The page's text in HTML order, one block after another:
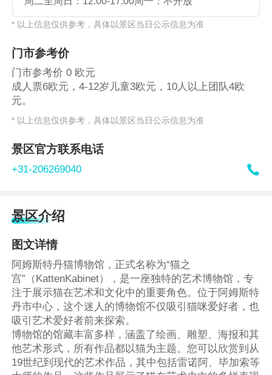
* 以上信息仅供参考，具体以景区当日公示信息为准
门市参考价
门市参考价 0 欧元
成人票6欧元，4-12岁儿童3欧元，10人以上团队4欧
元。
* 以上信息仅供参考，具体以景区当日公示信息为准
景区官方联系电话
+31-206269040 
景区介绍
图文详情
阿姆斯特丹猫博物馆，正式名称为“猫之
宫”（KattenKabinet），是一座独特的艺术博物馆，专
注于展示猫在艺术和文化中的重要角色。位于阿姆斯特
丹市中心，这个迷人的博物馆不仅吸引猫咪爱好者，也
吸引艺术爱好者前来探索。
博物馆的馆藏丰富多样，涵盖了绘画、雕塑、海报和其
他艺术形式，所有作品都以猫为主题。您可以欣赏到从
19世纪到现代的艺术作品，其中包括雷诺阿、毕加索等